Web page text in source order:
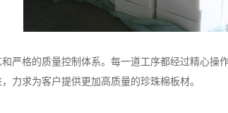
格的质量控制体系。每一道工序都经过精心操作
力求为客户提供更加高质量的珍珠棉板材。